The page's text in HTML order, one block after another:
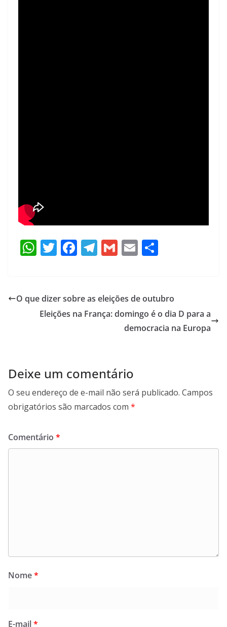
W
s
A
T
er
F
b
o
T
gr
a
G
l
E
l e
O que dizer sobre as eleições de outubro
Eleições na França: domingo é o dia D para a
democracia na Europa
Deixe um comentário
O seu endereço de e-mail não será publicado. Campos
obrigatórios são marcados com *
Comentário *
Nome*
E-mail*